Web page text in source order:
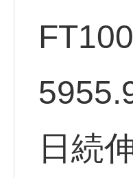
日続伸